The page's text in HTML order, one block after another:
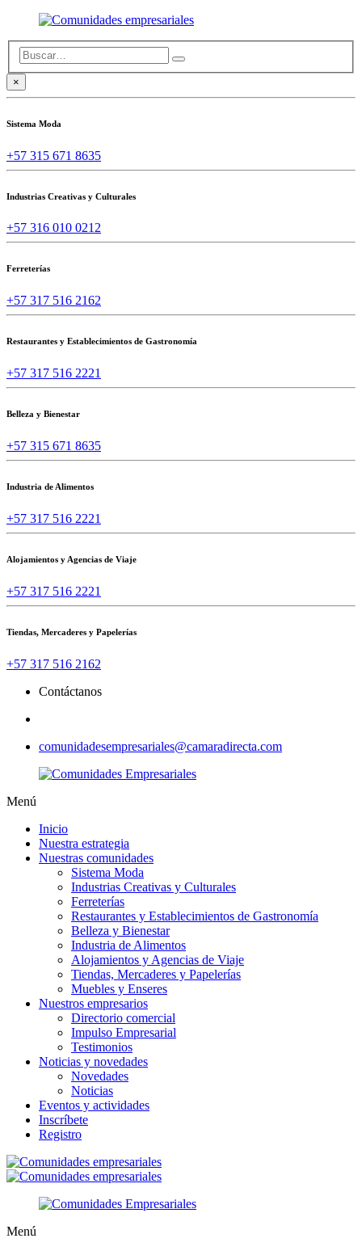
×
Sistema Moda
+57 315 671 8635
Industrias Creativas y Culturales
+57 316 010 0212
Ferreterías
+57 317 516 2162
Restaurantes y Establecimientos de Gastronomía
+57 317 516 2221
Belleza y Bienestar
+57 315 671 8635
Industria de Alimentos
+57 317 516 2221
Alojamientos y Agencias de Viaje
+57 317 516 2221
Tiendas, Mercaderes y Papelerías
+57 317 516 2162
Contáctanos
comunidadesempresariales@camaradirecta.com
Menú
Inicio
Nuestra estrategia
Nuestras comunidades
Sistema Moda
Industrias Creativas y Culturales
Ferreterías
Restaurantes y Establecimientos de Gastronomía
Belleza y Bienestar
Industria de Alimentos
Alojamientos y Agencias de Viaje
Tiendas, Mercaderes y Papelerías
Muebles y Enseres
Nuestros empresarios
Directorio comercial
Impulso Empresarial
Testimonios
Noticias y novedades
Novedades
Noticias
Eventos y actividades
Inscríbete
Registro
Menú